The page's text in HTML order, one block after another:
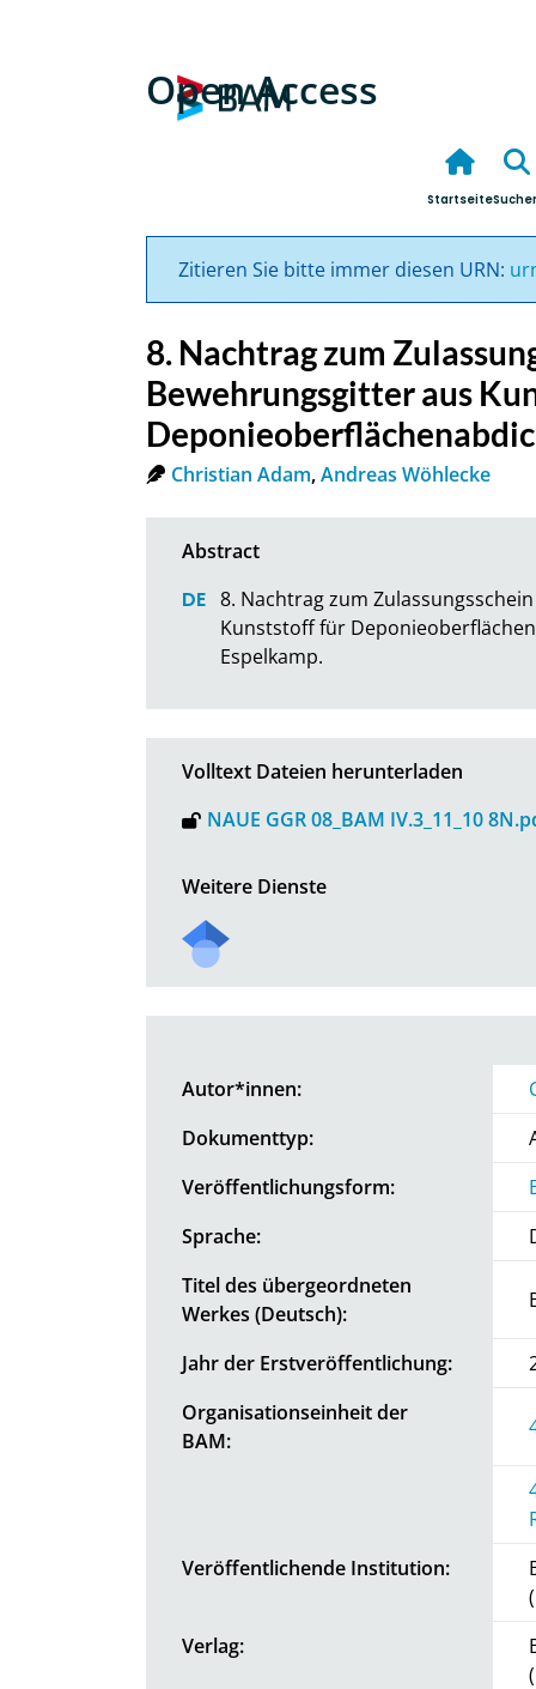
Open Access
Startseite
Zitieren Sie bitte immer diesen URN:
8. Nachtrag zum
Bewehrungsgitter aus
Christian Adam,Andreas Wöhlecke
8. Nachtrag zum
Kunststoff für
Espelkamp.
Volltext Dateien herunterladen
NAUE GGR 08_BAM IV.3_11_10
Weitere Dienste
Autor*innen:
Dokumenttyp:
Veröffentlichungsform:
Sprache:
Titel des übergeordneten
Werkes (Deutsch):
Jahr der Erstveröffentlichung:
Organisationseinheit der
BAM:
Veröffentlichende Institution:
Verlag: